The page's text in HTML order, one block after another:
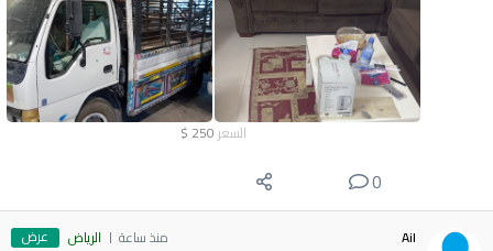
السعر 250
$
0
Ail منذ ساعة الرياض عرض